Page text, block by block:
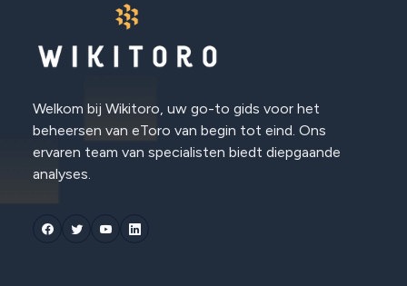
Welkom bij Wikitoro, uw go-to gids voor het
beheersen van eToro van begin tot eind. Ons
ervaren team van specialisten biedt diepgaande
analyses.